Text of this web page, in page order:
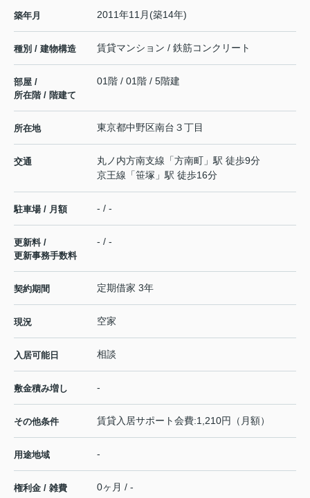
築年月 2011年11月(築14年)
種別 / 建物構造 賃貸マンション / 鉄筋コンクリート
部屋 /
所在階 / 階建て
01階 / 01階 / 5階建
所在地 東京都中野区南台 ３丁目
交通 丸ノ内方南支線 「方南町 」駅 徒歩9分
京王線 「笹塚 」駅 徒歩16分
駐車場 / 月額 - / -
更新料 /
更新事務手数料
- / -
契約期間 定期借家 3年
現況 空家
入居可能日 相談
敷金積み増し -
その他条件 賃貸入居サポート会費:1,210円（月額）
用途地域 -
権利金 / 雑費 0ヶ月 / -